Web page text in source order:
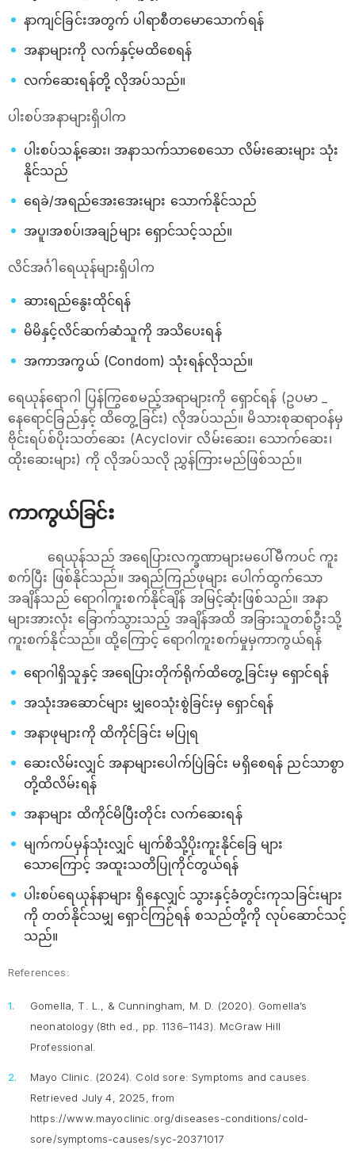
နာကျင်ခြင်းအတွက် ပါရာစီတမောသောက်ရန်
အနာများကို လက်နှင့်မထိစေရန်
လက်ဆေးရန်တို့ လိုအပ်သည်။
ပါးစပ်အနာများရှိပါက
ပါးစပ်သန့်ဆေး၊ အနာသက်သာစေသော လိမ်းဆေးများ သုံး
နိုင်သည်
ရေခဲ/အရည်အေးအေးများ သောက်နိုင်သည်
အပူ၊အစပ်၊အချဉ်များ ရှောင်သင့်သည်။
လိင်အင်္ဂါရေယုန်များရှိပါက
ဆားရည်နွေးထိုင်ရန်
မိမိနှင့်လိင်ဆက်ဆံသူကို အသိပေးရန်
အကာအကွယ် (Condom) သုံးရန်လိုသည်။
ရေယုန်ရောဂါ ပြန်ကြွစေမည့်အရာများကို ရှောင်ရန် (ဥပမာ _
နေရောင်ခြည်နှင့် ထိတွေ့ခြင်း) လိုအပ်သည်။ မိသားစုဆရာဝန်မှ
ဗိုင်းရပ်စ်ပိုးသတ်ဆေး (Acyclovir လိမ်းဆေး၊ သောက်ဆေး၊
ထိုးဆေးများ) ကို လိုအပ်သလို ညွှန်ကြားမည်ဖြစ်သည်။
ကာကွယ်ခြင်း
ရေယုန်သည် အရေပြားလက္ခဏာများမပေါ်မီကပင် ကူး
စက်ပြီး ဖြစ်နိုင်သည်။ အရည်ကြည်ဖုများ ပေါက်ထွက်သော
အချိန်သည် ရောဂါကူးစက်နိုင်ချိန် အမြင့်ဆုံးဖြစ်သည်။ အနာ
များအားလုံး ခြောက်သွားသည့် အချိန်အထိ အခြားသူတစ်ဦးသို့
ကူးစက်နိုင်သည်။ ထို့ကြောင့် ရောဂါကူးစက်မှုမှကာကွယ်ရန်
ရောဂါရှိသူနှင့် အရေပြားတိုက်ရိုက်ထိတွေ့ခြင်းမှ ရှောင်ရန်
အသုံးအဆောင်များ မျှဝေသုံးစွဲခြင်းမှ ရှောင်ရန်
အနာဖုများကို ထိကိုင်ခြင်း မပြုရ
ဆေးလိမ်းလျှင် အနာများပေါက်ပြဲခြင်း မရှိစေရန် ညင်သာစွာ
တို့ထိလိမ်းရန်
အနာများ ထိကိုင်မိပြီးတိုင်း လက်ဆေးရန်
မျက်ကပ်မှန်သုံးလျှင် မျက်စိသို့ပိုးကူးနိုင်ခြေ များ
သောကြောင့် အထူးသတိပြုကိုင်တွယ်ရန်
ပါးစပ်ရေယုန်နာများ ရှိနေလျှင် သွားနှင့်ခံတွင်းကုသခြင်းများ
ကို တတ်နိုင်သမျှ ရှောင်ကြဉ်ရန် စသည်တို့ကို လုပ်ဆောင်သင့်
သည်။
References:
Gomella, T. L., & Cunningham, M. D. (2020). Gomella’s
neonatology(8th ed., pp. 1136–1143). McGraw Hill
Professional.
Mayo Clinic. (2024). Cold sore: Symptoms and causes.
Retrieved July 4, 2025, from
https://www.mayoclinic.org/diseases-conditions/cold-
sore/symptoms-causes/syc-20371017